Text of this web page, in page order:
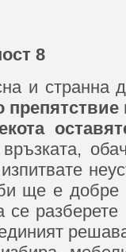
8
и странна
ще е добре
се разберете